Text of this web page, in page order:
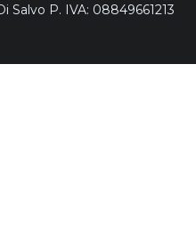
Salvo P. IVA: 08849661213